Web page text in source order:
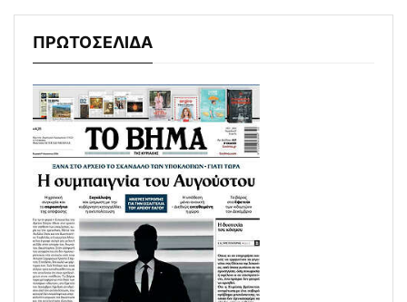
ΠΡΩΤΟΣΕΛΙΔΑ